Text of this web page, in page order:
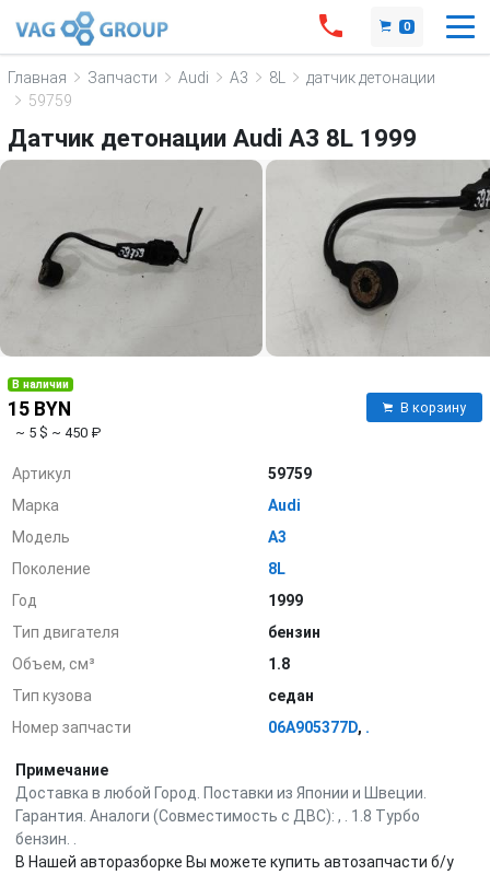
0
Главная Запчасти Audi A3 8L
датчик детонации
59759
Датчик детонации Audi A3 8L 1999
В наличии
15 BYN
~ 5 $ ~ 450 ₽
В корзину
Артикул
59759
Марка
Audi
Модель
A3
Поколение
8L
Год
1999
Тип двигателя
бензин
Объем, см³
1.8
Тип кузова
седан
Номер запчасти
06A905377D, .
Примечание
Доставка в любой Город. Поставки из Японии и Швеции.
Гарантия. Аналоги (Совместимость с ДВС): , . 1.8 Турбо
бензин. .
В Нашей авторазборке Вы можете купить автозапчасти б/у